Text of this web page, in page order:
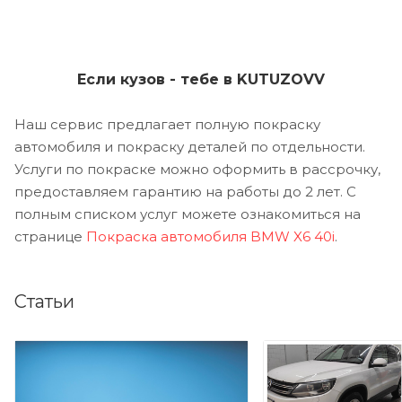
Если кузов - тебе в KUTUZOVV
Наш сервис предлагает полную покраску
автомобиля и покраску деталей по отдельности.
Услуги по покраске можно оформить в рассрочку,
предоставляем гарантию на работы до 2 лет. С
полным списком услуг можете ознакомиться на
странице Покраска автомобиля BMW X6 40i.
Статьи